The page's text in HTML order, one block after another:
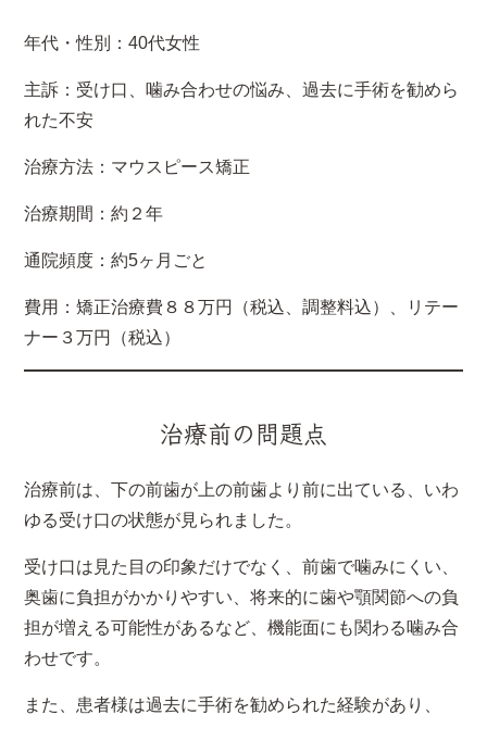
年代・性別：40代女性
主訴：受け口、噛み合わせの悩み、過去に手術を勧めら
れた不安
治療方法：マウスピース矯正
治療期間：約２年
通院頻度：約5ヶ月ごと
費用：矯正治療費８８万円（税込、調整料込）、リテー
ナー３万円（税込）
治療前の問題点
治療前は、下の前歯が上の前歯より前に出ている、いわ
ゆる受け口の状態が見られました。
受け口は見た目の印象だけでなく、前歯で噛みにくい、
奥歯に負担がかかりやすい、将来的に歯や顎関節への負
担が増える可能性があるなど、機能面にも関わる噛み合
わせです。
また、患者様は過去に手術を勧められた経験があり、